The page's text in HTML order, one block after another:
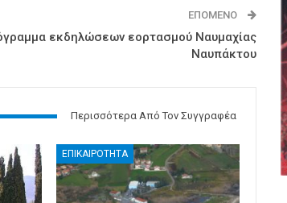
ΕΠΌΜΕΝΟ
εκδηλώσεων εορτασμού Ναυμαχίας
Ναυπάκτου
Περισσότερα Από Τον Συγγραφέα
ΕΠΙΚΑΙΡΟΤΗΤΑ